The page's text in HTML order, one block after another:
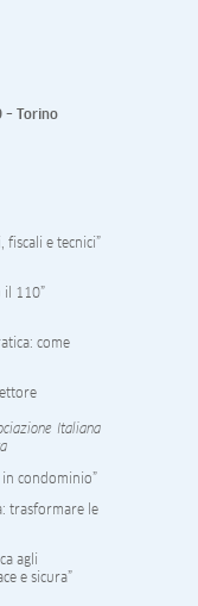
– Torino
fiscali e tecnici”
il 110”
come
Italiana
condominio”
trasformare le
agli
e sicura”